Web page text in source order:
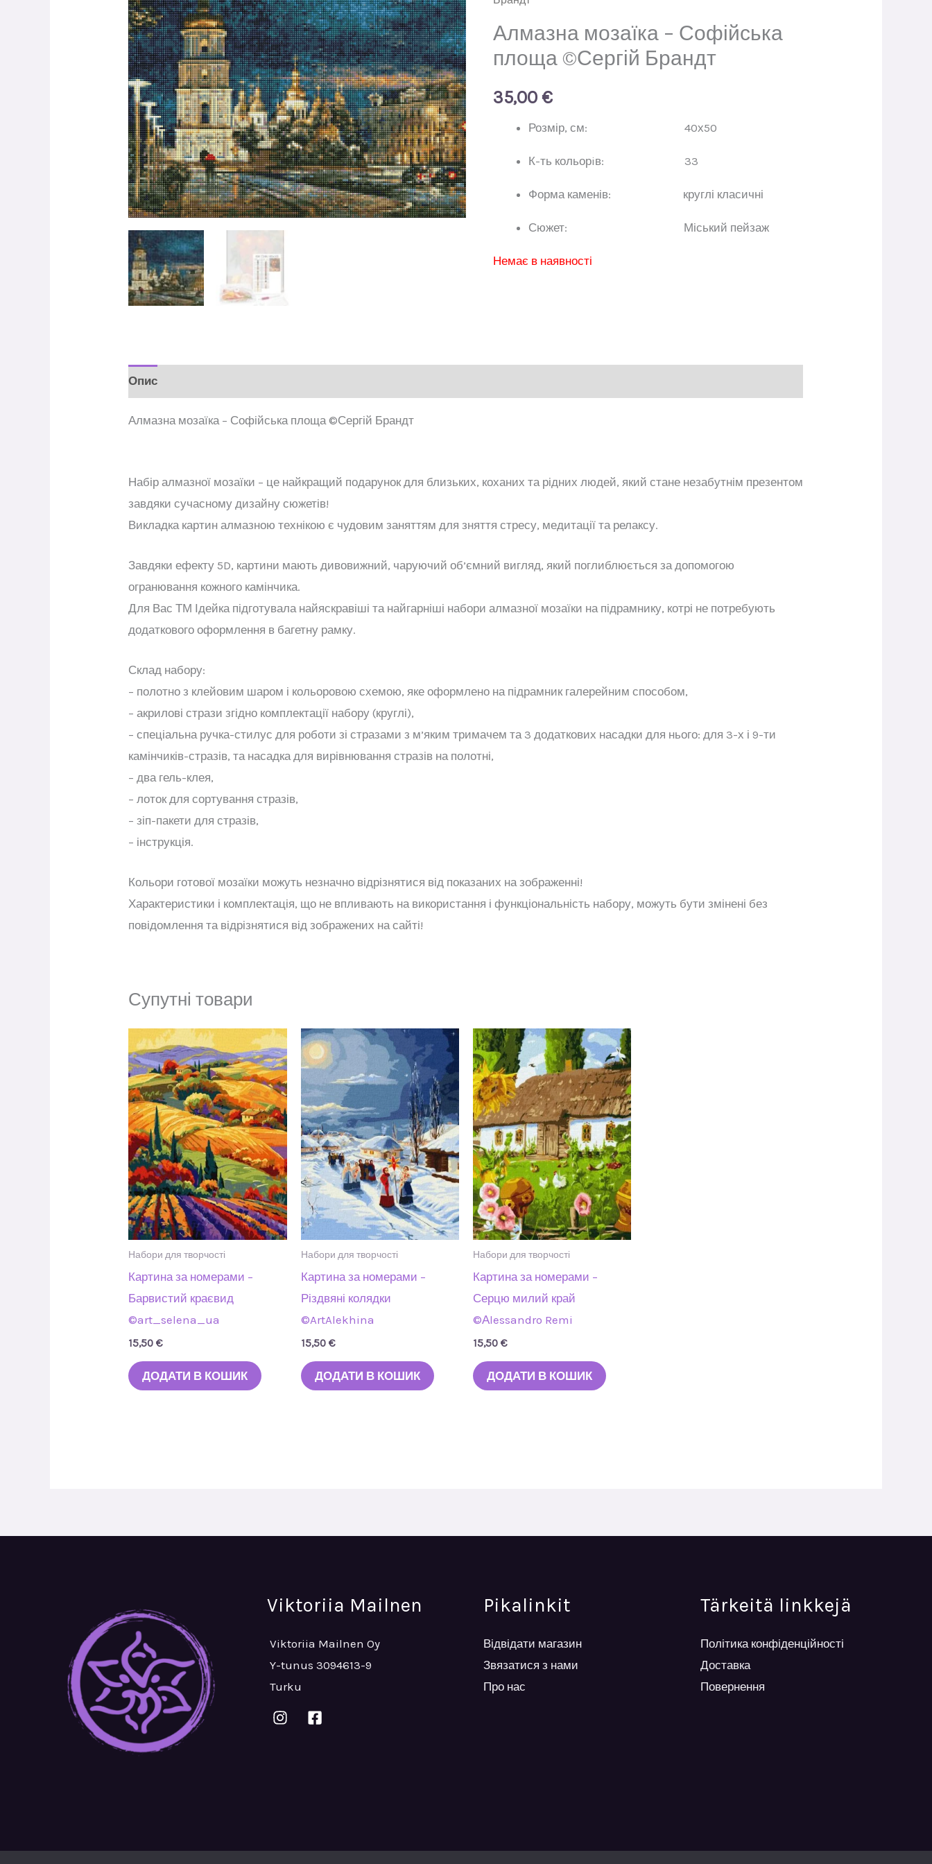
Алмазна мозаїка – Софійська
площа ©Сергій Брандт
35,00 €
Розмір, см: 40х50
К-ть кольорiв: 33
Форма каменів: круглі класичні
Сюжет: Міський пейзаж
Немає в наявності
Опис
Алмазна мозаїка – Софійська площа ©Сергій Брандт
Набір алмазної мозаїки – це найкращий подарунок для близьких, коханих та рідних людей, який стане незабутнім презентом
завдяки сучасному дизайну сюжетів!
Викладка картин алмазною технікою є чудовим заняттям для зняття стресу, медитації та релаксу.
Завдяки ефекту 5D, картини мають дивовижний, чаруючий об’ємний вигляд, який поглиблюється за допомогою
огранювання кожного камінчика.
Для Вас ТМ Ідейка підготувала найяскравіші та найгарніші набори алмазної мозаїки на підрамнику, котрі не потребують
додаткового оформлення в багетну рамку.
Склад набору:
– полотно з клейовим шаром і кольоровою схемою, яке оформлено на підрамник галерейним способом,
– акрилові стрази згідно комплектації набору (круглі),
– спеціальна ручка-стилус для роботи зі стразами з м’яким тримачем та 3 додаткових насадки для нього: для 3-х і 9-ти
камінчиків-стразів, та насадка для вирівнювання стразів на полотні,
– два гель-клея,
– лоток для сортування стразів,
– зіп-пакети для стразів,
– інструкція.
Кольори готової мозаїки можуть незначно відрізнятися від показаних на зображенні!
Характеристики і комплектація, що не впливають на використання і функціональність набору, можуть бути змінені без
повідомлення та відрізнятися від зображених на сайті!
Супутні товари
Набори для творчості
Картина за номерами –
Барвистий краєвид
©art_selena_ua
15,50€
ДОДАТИ В КОШИК
Набори для творчості
Картина за номерами –
Різдвяні колядки
©ArtAlekhina
15,50 €
ДОДАТИ В КОШИК
Набори для творчості
Картина за номерами –
Серцю милий край
©Аlessandro Remi
15,50 €
ДОДАТИ В КОШИК
Viktoriia Mailnen
Viktoriia Mailnen Oy
Y-tunus 3094613-9
Turku
Pikalinkit
Відвідати магазин
Звязатися з нами
Про нас
Tärkeitä linkkejä
Політика конфіденційності
Доставка
Повернення